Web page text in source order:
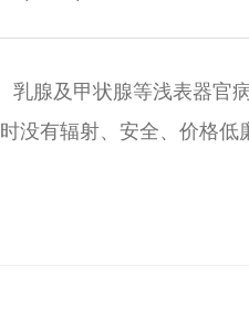
腺及甲状腺等浅表器官
没有辐射、安全、价格低